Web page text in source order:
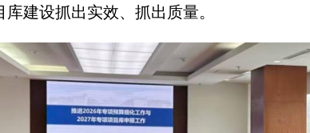
建设抓出实效、抓出质量。